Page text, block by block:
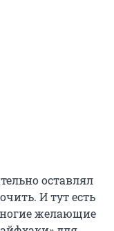
оставлял
И тут есть
желающие